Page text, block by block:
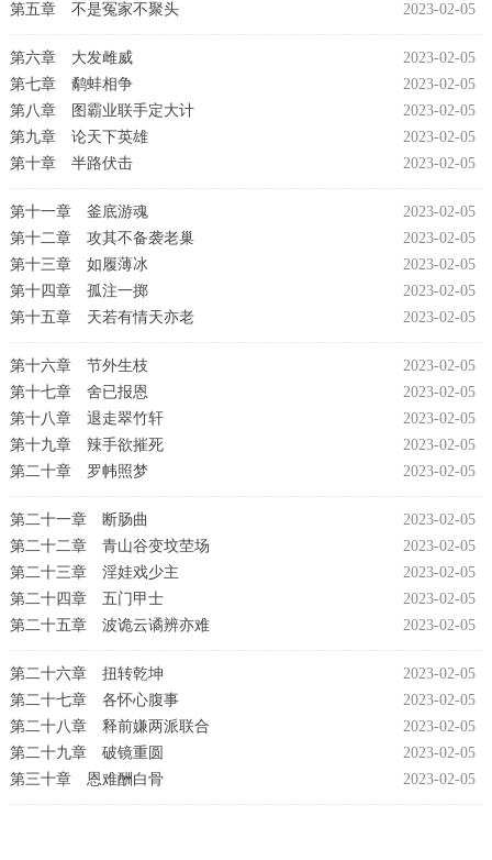
2023-02-05
第五章 不是冤家不聚头
2023-02-05
第六章 大发雌威
2023-02-05
第七章 鹬蚌相争
2023-02-05
第八章 图霸业联手定大计
2023-02-05
第九章 论天下英雄
2023-02-05
第十章 半路伏击
2023-02-05
第十一章 釜底游魂
2023-02-05
第十二章 攻其不备袭老巢
2023-02-05
第十三章 如履薄冰
2023-02-05
第十四章 孤注一掷
2023-02-05
第十五章 天若有情天亦老
2023-02-05
第十六章 节外生枝
2023-02-05
第十七章 舍已报恩
2023-02-05
第十八章 退走翠竹轩
2023-02-05
第十九章 辣手欲摧死
2023-02-05
第二十章 罗帏照梦
2023-02-05
第二十一章 断肠曲
2023-02-05
第二十二章 青山谷变坟茔场
2023-02-05
第二十三章 淫娃戏少主
2023-02-05
第二十四章 五门甲士
2023-02-05
第二十五章 波诡云谲辨亦难
2023-02-05
第二十六章 扭转乾坤
2023-02-05
第二十七章 各怀心腹事
2023-02-05
第二十八章 释前嫌两派联合
2023-02-05
第二十九章 破镜重圆
2023-02-05
第三十章 恩难酬白骨